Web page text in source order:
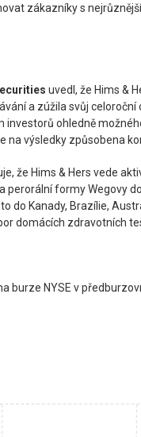
zákazníky s
uvedl, že Hims &
a zúžila svůj celoroční
investorů ohledně
na výsledky způsobena
že Hims & Hers vede
perorální formy Wegovy
do Kanady, Brazílie,
domácích zdravotních
burze NYSE v